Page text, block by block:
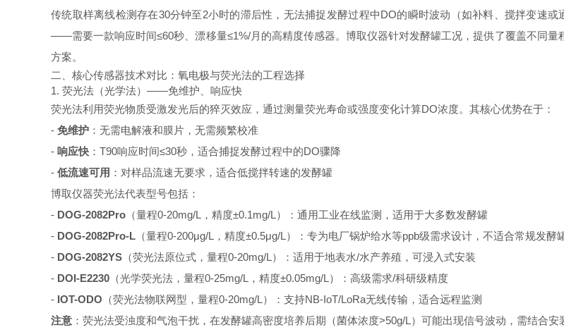
传统取样离线检测存在30分钟至2小时的滞后性，无法捕捉发酵过程中DO的瞬时波动（如补料、搅拌变速
——需要一款响应时间≤60秒、漂移量≤1%/月的高精度传感器。博取仪器针对发酵罐工况，提供了覆盖不同
方案。
二、核心传感器技术对比：氧电极与荧光法的工程选择
1. 荧光法（光学法）——免维护、响应快
荧光法利用荧光物质受激发光后的猝灭效应，通过测量荧光寿命或强度变化计算DO浓度。其核心优势在于：
- 免维护 ：无需电解液和膜片，无需频繁校准
- 响应快 ：T90响应时间≤30秒，适合捕捉发酵过程中的DO骤降
- 低流速可用 ：对样品流速无要求，适合低搅拌转速的发酵罐
博取仪器荧光法代表型号包括：
- DOG-2082Pro （量程0-20mg/L，精度±0.1mg/L）：通用工业在线监测，适用于大多数发酵罐
- DOG-2082Pro-L （量程0-200μg/L，精度±0.5μg/L）：专为电厂锅炉给水等ppb级需求设计，不适合常规发酵
- DOG-2082YS （荧光法原位式，量程0-20mg/L）：适用于地表水/水产养殖，可浸入式安装
- DOI-E2230 （光学荧光法，量程0-25mg/L，精度±0.05mg/L）： 高级需求/科研级精度
- IOT-ODO （荧光法物联网型，量程0-20mg/L）：支持NB-IoT/LoRa无线传输，适合远程监测
注意 ：荧光法受浊度和气泡干扰，在发酵罐高密度培养后期（菌体浓度>50g/L）可能出现信号波动，需结合安